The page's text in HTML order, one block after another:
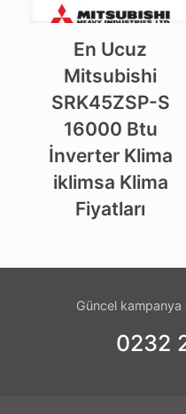
En Ucuz
Mitsubishi
SRK45ZSP-S
16000 Btu
İnverter Klima
iklimsa Klima
Fiyatları
Güncel kampanya
0232